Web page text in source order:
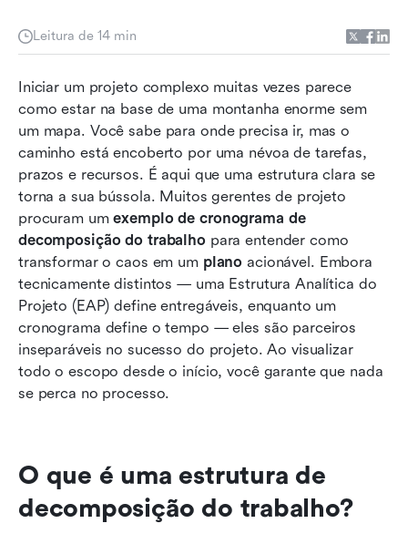
Leitura de 14 min
Iniciar um projeto complexo muitas vezes parece
como estar na base de uma montanha enorme sem
um mapa. Você sabe para onde precisa ir, mas o
caminho está encoberto por uma névoa de tarefas,
prazos e recursos. É aqui que uma estrutura clara se
torna a sua bússola. Muitos gerentes de projeto
procuram um exemplo de cronograma de
decomposição do trabalho para entender como
transformar o caos em um plano acionável. Embora
tecnicamente distintos — uma Estrutura Analítica do
Projeto (EAP) define entregáveis, enquanto um
cronograma define o tempo — eles são parceiros
inseparáveis no sucesso do projeto. Ao visualizar
todo o escopo desde o início, você garante que nada
se perca no processo.
O que é uma estrutura de
decomposição do trabalho?
decomposição do trabalho
divisão de trabalho
Use o Lark para criar uma estrutura de
decomposição do trabalho
Benefícios de uma estrutura analítica do
trabalho
Melhores práticas para o exemplo de
cronograma de decomposição do trabalho
Conclusão
Perguntas frequentes
Leitura relacionada